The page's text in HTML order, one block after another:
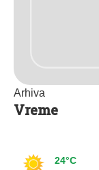
Arhiva
Vreme
24°C